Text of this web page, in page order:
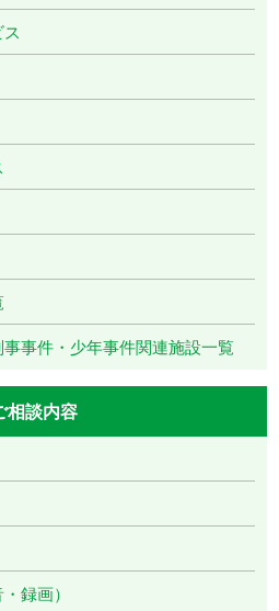
事件・少年事件関連施設一覧
相談内容
録画）